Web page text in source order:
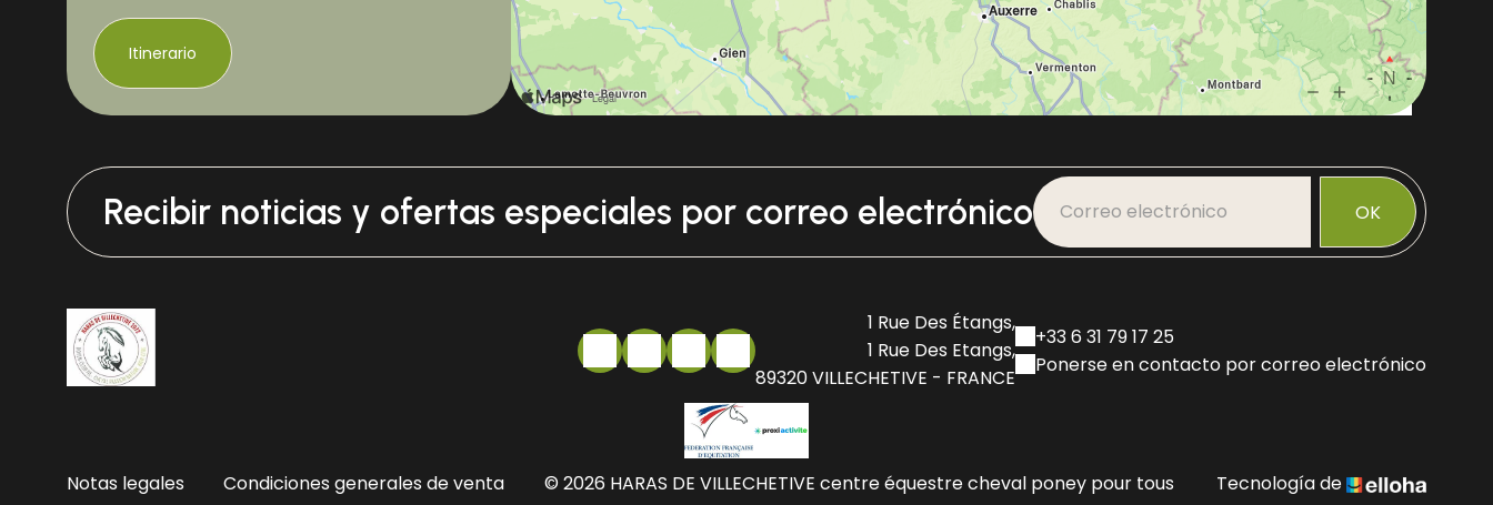
Itinerario
Recibir noticias y ofertas especiales por correo electrónico OK
1 Rue Des Étangs,
1 Rue Des Etangs,
89320 VILLECHETIVE - FRANCE
+33 6 31 79 17 25
Ponerse en contacto por correo electrónico
Notas legales Condiciones generales de venta © 2026 HARAS DE VILLECHETIVE centre équestre cheval poney pour tous Tecnología de